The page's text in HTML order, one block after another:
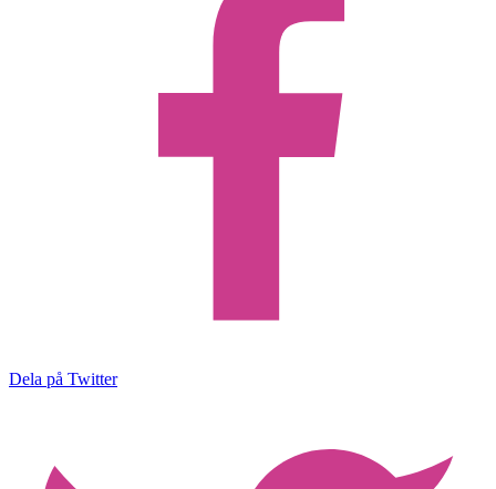
Dela på Twitter